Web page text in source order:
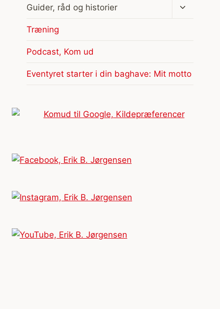
Guider, råd og historier
Skift
Træning
Podcast, Kom ud
Eventyret starter i din baghave: Mit motto